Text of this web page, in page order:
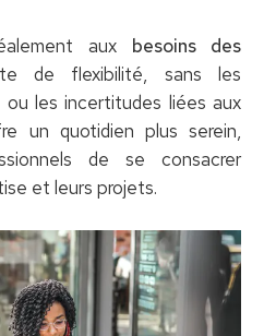
aux besoins des
de flexibilité, sans les
ou les incertitudes liées aux
un quotidien plus serein,
de se consacrer
et leurs projets.